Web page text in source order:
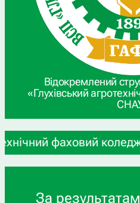
Відокремлений
«Глухівський
фаховий коледж
За